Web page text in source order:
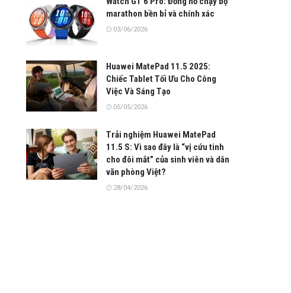
marathon bền bỉ và chính xác
03/06/2026
Huawei MatePad 11.5 2025:
Chiếc Tablet Tối Ưu Cho Công
Việc Và Sáng Tạo
05/05/2026
Trải nghiệm Huawei MatePad
11.5 S: Vì sao đây là “vị cứu tinh
cho đôi mắt” của sinh viên và dân
văn phòng Việt?
28/04/2026